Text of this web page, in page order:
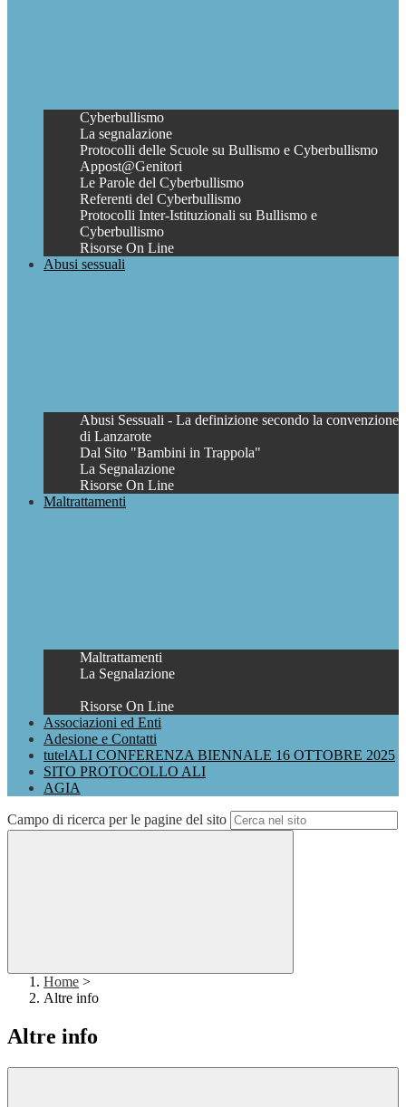
Cyberbullismo
La segnalazione
Protocolli delle Scuole su Bullismo e Cyberbullismo
Appost@Genitori
Le Parole del Cyberbullismo
Referenti del Cyberbullismo
Protocolli Inter-Istituzionali su Bullismo e
Cyberbullismo
Risorse On Line
Abusi sessuali
Abusi Sessuali - La definizione secondo la convenzione
di Lanzarote
Dal Sito "Bambini in Trappola"
La Segnalazione
Risorse On Line
Maltrattamenti
Maltrattamenti
La Segnalazione
Risorse On Line
Associazioni ed Enti
Adesione e Contatti
tutelALI CONFERENZA BIENNALE 16 OTTOBRE 2025
SITO PROTOCOLLO ALI
AGIA
Campo di ricerca per le pagine del sito
Home >
Altre info
Altre info